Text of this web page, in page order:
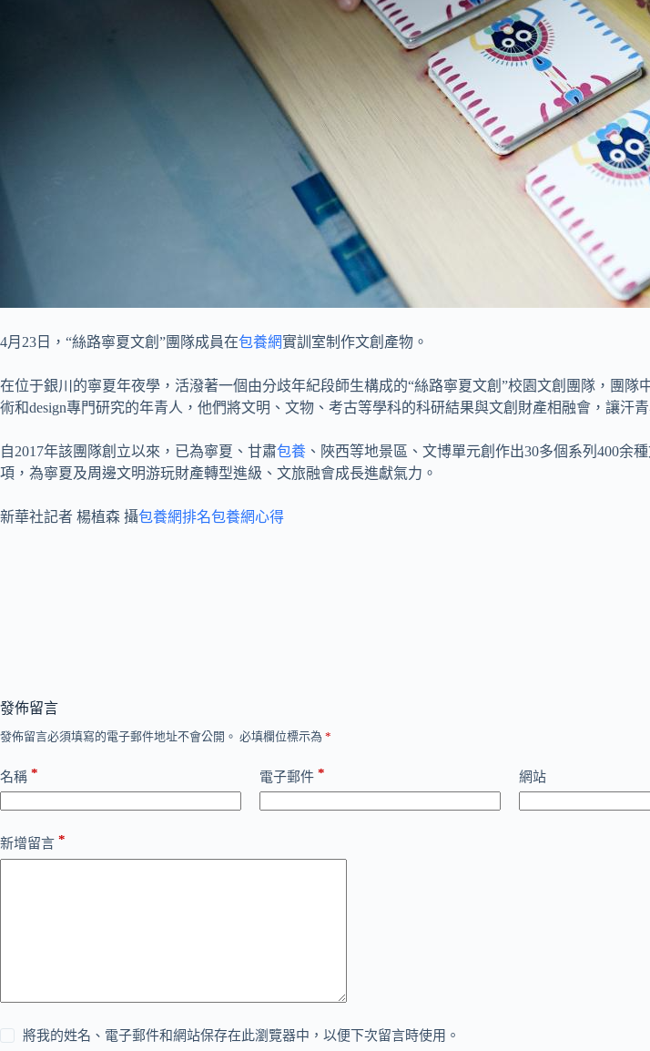
4月23日，“絲路寧夏文創”團隊成員在包養網實訓室制作文創產物。
在位于銀川的寧夏年夜學，活潑著一個由分歧年紀段師生構成的“絲路寧夏文創”校園文創團隊，團
術和design專門研究的年青人，他們將文明、文物、考古等學科的科研結果與文創財產相融會，讓汗
自2017年該團隊創立以來，已為寧夏、甘肅包養 、陜西等地景區、文博單元創作出30多個系列400余
項，為寧夏及周邊文明游玩財產轉型進級、文旅融會成長進獻氣力。
新華社記者 楊植森 攝包養網排名包養網心得
發佈留言
發佈留言必須填寫的電子郵件地址不會公開。 必填欄位標示為 *
名稱 * 電子郵件 * 網站
新增留言 *
將我的姓名、電子郵件和網站保存在此瀏覽器中，以便下次留言時使用。